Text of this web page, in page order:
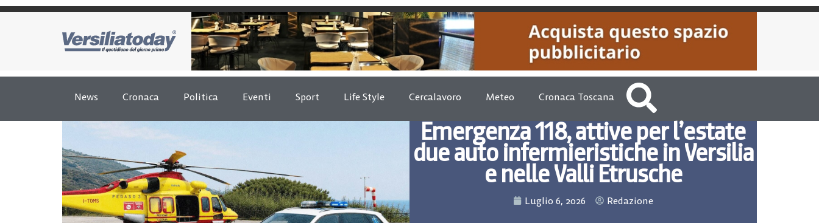
News Cronaca Politica Eventi Sport Life Style Cercalavoro Meteo Cronaca Toscana
Emergenza 118, attive per l’estate
due auto infermieristiche in Versilia
e nelle Valli Etrusche
Luglio 6, 2026 Redazione